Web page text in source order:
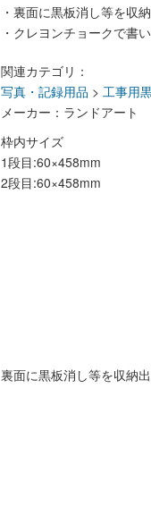
・裏面に黒板消し等を収
・クレヨンチョークで書
関連カテゴリ：
写真・記録用品 > 工事用
メーカー：ランドアート
枠内サイズ
1段目:60×458mm
2段目:60×458mm
裏面に黒板消し等を収納